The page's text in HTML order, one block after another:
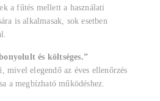
a fűtés mellett a használati
is alkalmasak, sok esetben
és költséges.”
mivel elegendő az éves ellenőrzés
a megbízható működéshez.